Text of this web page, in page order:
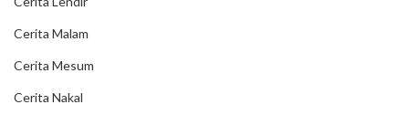
Cerita Malam
Cerita Mesum
Cerita Nakal